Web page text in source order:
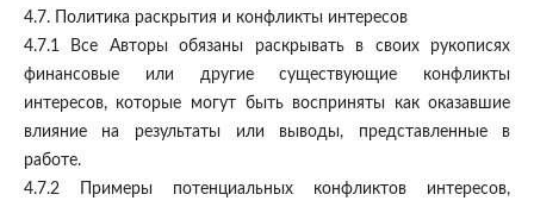
4.7. Политика раскрытия и конфликты интересов
4.7.1 Все Авторы обязаны раскрывать в своих рукописях
финансовые или другие существующие конфликты
интересов, которые могут быть восприняты как оказавшие
влияние на результаты или выводы, представленные в
работе.
4.7.2 Примеры потенциальных конфликтов интересов,